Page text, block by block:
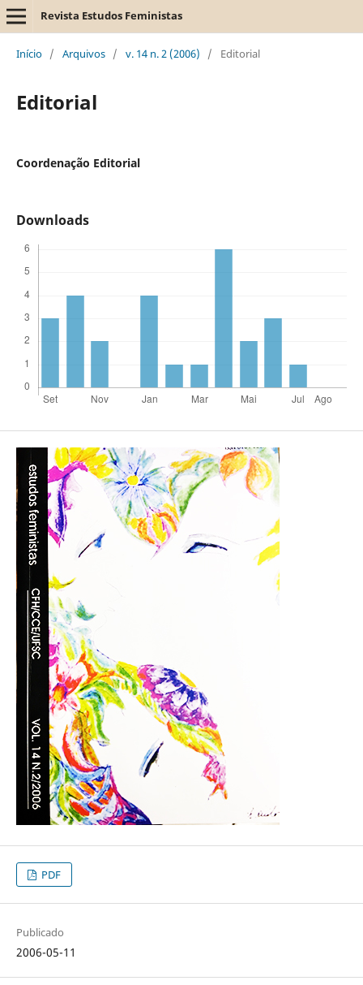
Revista Estudos Feministas
Início / Arquivos / v. 14 n. 2 (2006) / Editorial
Editorial
Coordenação Editorial
Downloads
PDF
Publicado
2006-05-11